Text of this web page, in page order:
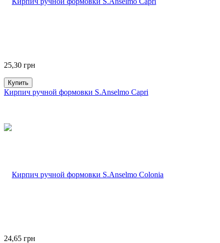
25,30 грн
Купить
Кирпич ручной формовки S.Anselmo Capri
24,65 грн